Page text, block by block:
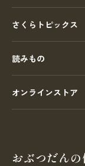
さくらトピックス
読みもの
オンラインストア
おぶつだんの